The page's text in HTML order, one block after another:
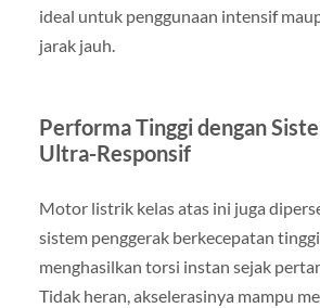
ideal untuk penggunaan intensif
jarak jauh.
Performa Tinggi dengan
Ultra-Responsif
Motor listrik kelas atas ini juga
sistem penggerak berkecepatan
menghasilkan torsi instan sejak
Tidak heran, akselerasinya mampu